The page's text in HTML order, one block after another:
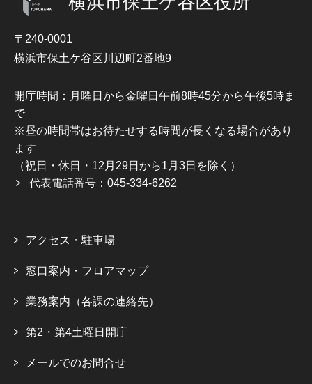
〒240-0001
横浜市保土ケ谷区川辺町2番地9
開庁時間：月曜日から金曜日午前8時45分から午後5時ま
で
※昼の時間帯はお待たせする時間が長くなる場合があり
ます
（祝日・休日・12月29日から1月3日を除く）
代表電話番号：045-334-6262
アクセス・駐車場
窓口案内・フロアマップ
業務案内（各課の連絡先）
第2・第4土曜日開庁
メールでのお問合せ